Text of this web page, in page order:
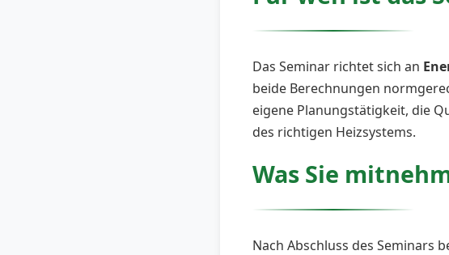
Das Seminar richtet sich an
beide Berechnungen
eigene Planungstätigkeit, die
des richtigen Heizsystems.
Was Sie
Nach Abschluss des Seminars